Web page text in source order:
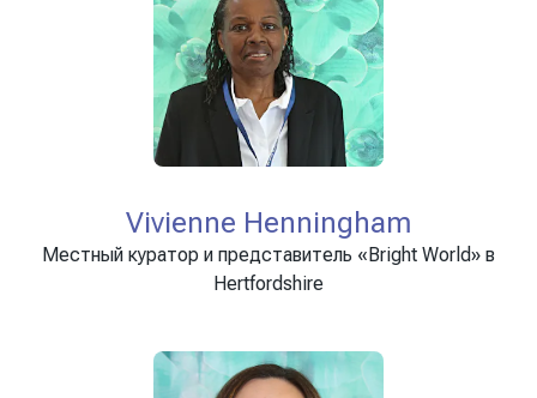
Vivienne Henningham
Местный куратор и представитель «Bright World» в
Hertfordshire